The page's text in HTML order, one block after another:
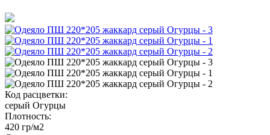
Код расцветки:
серый Огурцы
Плотность:
420 гр/м2